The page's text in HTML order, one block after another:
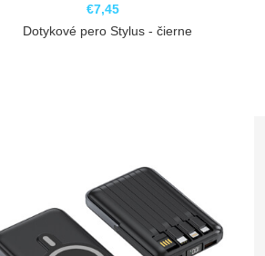
€7,45
Dotykové pero Stylus - čierne